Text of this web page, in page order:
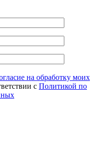
на обработку моих
с Политикой по